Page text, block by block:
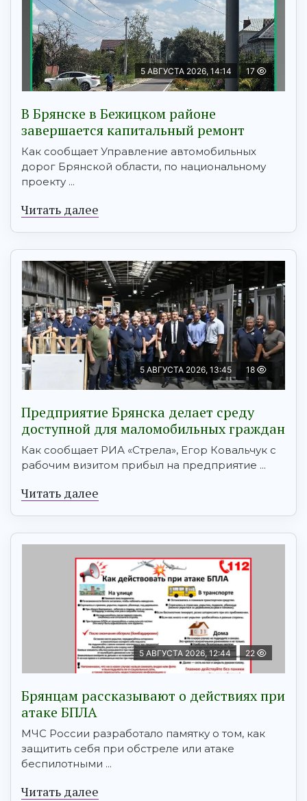
5 АВГУСТА 2026, 14:14 17
В Брянске в Бежицком районе
завершается капитальный ремонт
Как сообщает Управление автомобильных
дорог Брянской области, по национальному
проекту ...
Читать далее
5 АВГУСТА 2026, 13:45 18
Предприятие Брянска делает среду
доступной для маломобильных граждан
Как сообщает РИА «Стрела», Егор Ковальчук с
рабочим визитом прибыл на предприятие ...
Читать далее
5 АВГУСТА 2026, 12:44 22
Брянцам рaссказывают о действиях при
атаке БПЛA
МЧС России разработало памятку о том, как
защитить себя при обстреле или атаке
беспилотными ...
Читать далее